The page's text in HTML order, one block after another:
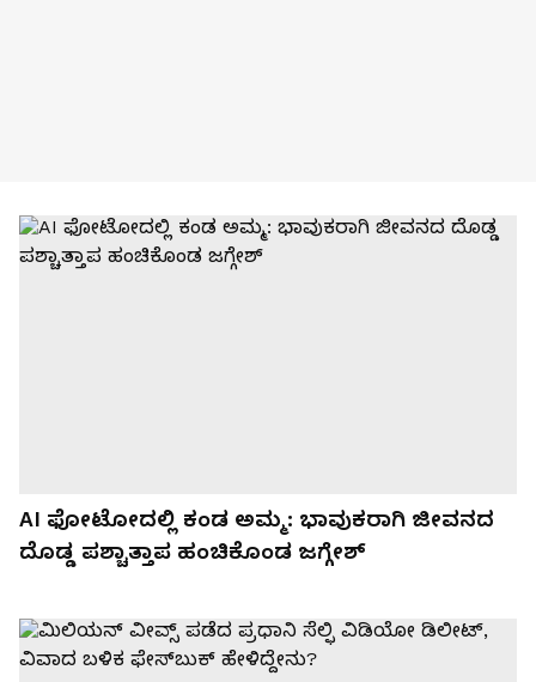
AI ಫೋಟೋದಲ್ಲಿ ಕಂಡ ಅಮ್ಮ: ಭಾವುಕರಾಗಿ ಜೀವನದ
ದೊಡ್ಡ ಪಶ್ಚಾತ್ತಾಪ ಹಂಚಿಕೊಂಡ ಜಗ್ಗೇಶ್